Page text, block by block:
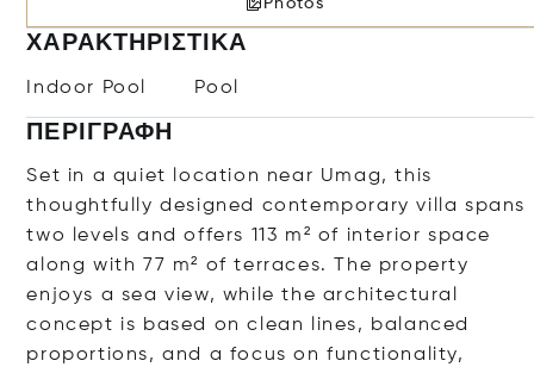
Photos
ΧΑΡΑΚΤΗΡΙΣΤΙΚΆ
Indoor Pool Pool
ΠΕΡΙΓΡΑΦΉ
Set in a quiet location near Umag, this
thoughtfully designed contemporary villa spans
two levels and offers 113 m² of interior space
along with 77 m² of terraces. The property
enjoys a sea view, while the architectural
concept is based on clean lines, balanced
proportions, and a focus on functionality,